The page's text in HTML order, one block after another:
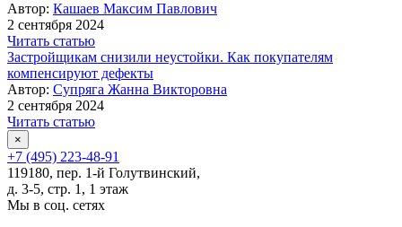
Автор: Кашаев Максим Павлович
2 сентября 2024
Читать статью
Застройщикам снизили неустойки. Как покупателям
компенсируют дефекты
Автор: Супряга Жанна Викторовна
2 сентября 2024
Читать статью
×
+7 (495) 223-48-91
119180, пер. 1-й Голутвинский,
д. 3-5, стр. 1, 1 этаж
Мы в соц. сетях